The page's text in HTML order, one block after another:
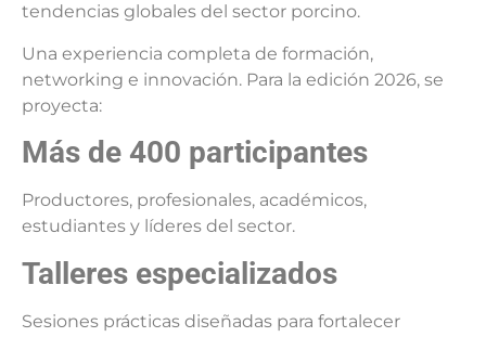
tendencias globales del sector porcino.
Una experiencia completa de formación,
networking e innovación. Para la edición 2026, se
proyecta:
Más de 400 participantes
Productores, profesionales, académicos,
estudiantes y líderes del sector.
Talleres especializados
Sesiones prácticas diseñadas para fortalecer